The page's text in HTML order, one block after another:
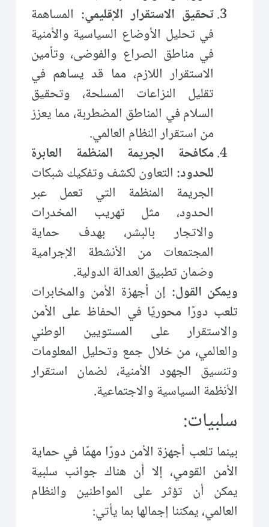
تحقيق الاستقرار الإقليمي: المساهمة
في تحليل الأوضاع السياسية والأمنية
في مناطق الصراع والفوضى، وتأمين
الاستقرار اللازم، مما قد يساهم في
تقليل النزاعات المسلحة، وتحقيق
السلام في المناطق المضطربة، مما يعزز
من استقرار النظام العالمي.
مكافحة الجريمة المنظمة العابرة
للحدود:التعاون لكشف وتفكيك شبكات
الجريمة المنظمة التي تعمل عبر
الحدود، مثل تهريب المخدرات
والاتجار بالبشر، بهدف حماية
المجتمعات من الأنشطة الإجرامية
وضمان تطبيق العدالة الدولية.
ويمكن القول: إن أجهزة الأمن والمخابرات
تلعب دورًا محوريًا في الحفاظ على الأمن
والاستقرار على المستويين الوطني
والعالمي، من خلال جمع وتحليل المعلومات
وتنسيق الجهود الأمنية، لضمان استقرار
الأنظمة السياسية والاجتماعية.
سلبيات:
بينما تلعب أجهزة الأمن دورًا مهمًا في حماية
الأمن القومي، إلا أن هناك جوانب سلبية
يمكن أن تؤثر على المواطنين والنظام
العالمي، يمكننا إجمالها بما يأتي: